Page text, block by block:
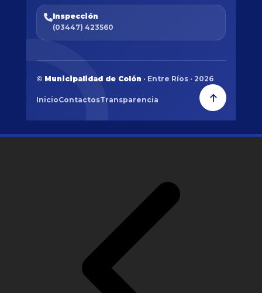
Inspección
(03447) 423560
© Municipalidad de Colón · Entre Ríos · 2026
InicioContactosTransparencia